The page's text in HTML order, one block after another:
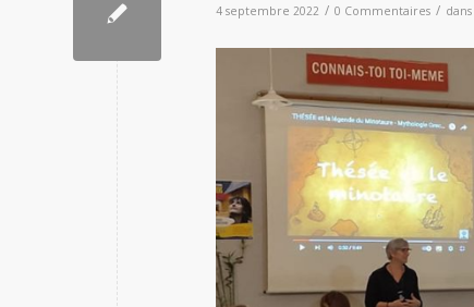
4 septembre 2022 / 0 Commentaires / dans